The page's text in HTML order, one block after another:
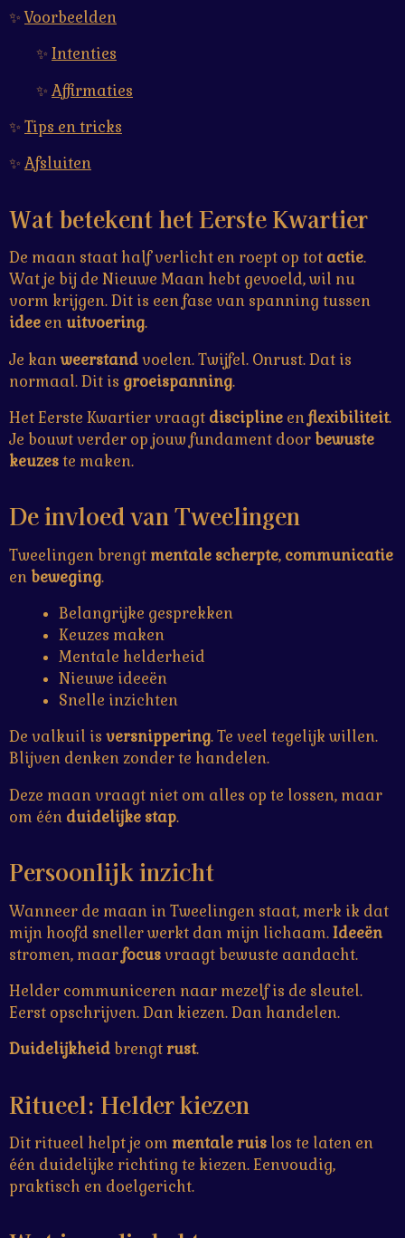
✨Voorbeelden
✨ Intenties
✨ Affirmaties
✨ Tips en tricks
✨ Afsluiten
Wat betekent hetEerste Kwartier
De maan staat half verlicht en roept op tot actie.
Wat je bij de Nieuwe Maan hebt gevoeld, wil nu
vorm krijgen. Dit is een fase van spanning tussen
idee en uitvoering.
Je kanweerstandvoelen. Twijfel. Onrust. Dat is
normaal. Dit is groeispanning.
Het Eerste Kwartier vraagt discipline enflexibiliteit.
Je bouwt verder op jouw fundament door bewuste
keuzeste maken.
De invloed vanTweelingen
Tweelingen brengt mentale scherpte, communicatie
en beweging.
Belangrijke gesprekken
Keuzes maken
Mentale helderheid
Nieuwe ideeën
Snelle inzichten
De valkuil is versnippering. Te veel tegelijk willen.
Blijven denken zonder te handelen.
Deze maan vraagt niet om alles op te lossen, maar
om één duidelijke stap.
Persoonlijk inzicht
Wanneer de maan in Tweelingen staat, merk ik dat
mijn hoofd sneller werkt dan mijn lichaam.Ideeën
stromen, maarfocusvraagt bewuste aandacht.
Helder communiceren naar mezelf is de sleutel.
Eerst opschrijven. Dan kiezen. Dan handelen.
Duidelijkheid brengt rust.
Ritueel: Helder kiezen
Dit ritueel helpt je om mentale ruis los te laten en
één duidelijke richting te kiezen. Eenvoudig,
praktisch en doelgericht.